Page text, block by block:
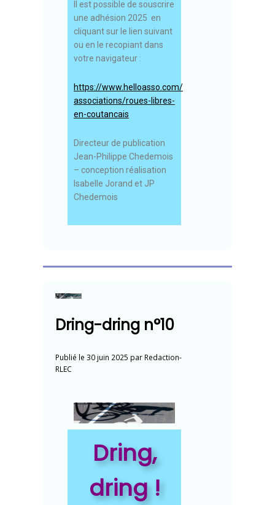
Il est possible de souscrire
une adhésion 2025 en
cliquant sur le lien suivant
ou en le recopiant dans
votre navigateur :
https://www.helloasso.com/
associations/roues-libres-
en-coutancais
Directeur de publication
Jean-Philippe Chedemois
– conception réalisation
Isabelle Jorand et JP
Chedemois
Dring-dring n°10
Publié le 30 juin 2025 par Redaction-
RLEC
Dring,
dring !